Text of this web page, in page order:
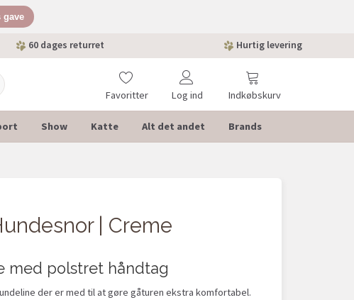
gave
60 dages returret Hurtig levering
Indkøbskurv
Favoritter Log ind
Show Katte Alt det andet Brands
| Creme
med polstret håndtag
der er med til at gøre gåturen ekstra komfortabel.